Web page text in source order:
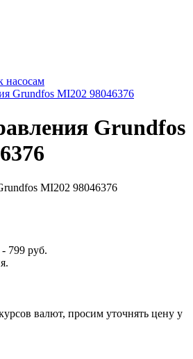
насосам
Grundfos MI202 98046376
Grundfos
- 799 руб.
валют, просим уточнять цену у